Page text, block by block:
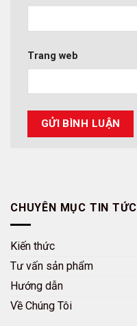
Trang web
CHUYÊN MỤC TIN TỨC
Kiến thức
Tư vấn sản phẩm
Hướng dẫn
Về Chúng Tôi